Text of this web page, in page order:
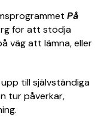
På
för att stödja
väg att lämna, eller
till självständiga
tur påverkar,